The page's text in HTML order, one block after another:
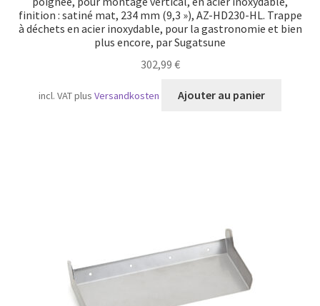
finition : satiné mat, 234 mm (9,3 »), AZ-HD230-HL. Trappe
à déchets en acier inoxydable, pour la gastronomie et bien
plus encore, par Sugatsune
302,99 €
incl. VATplusVersandkosten Ajouter au panier